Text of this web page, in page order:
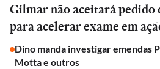
Gilmar não aceitará pedido
para acelerar exame em
Dino manda investigar emendas
Motta e outros